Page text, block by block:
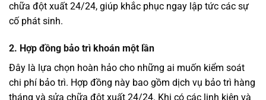
chữa đột xuất 24/24, giúp khắc phục ngay lập tức các sự
cố phát sinh.
2. Hợp đồng bảo trì khoán một lần
Đây là lựa chọn hoàn hảo cho những ai muốn kiểm soát
chi phí bảo trì. Hợp đồng này bao gồm dịch vụ bảo trì hàng
tháng và sửa chữa đột xuất 24/24. Khi có các linh kiện và